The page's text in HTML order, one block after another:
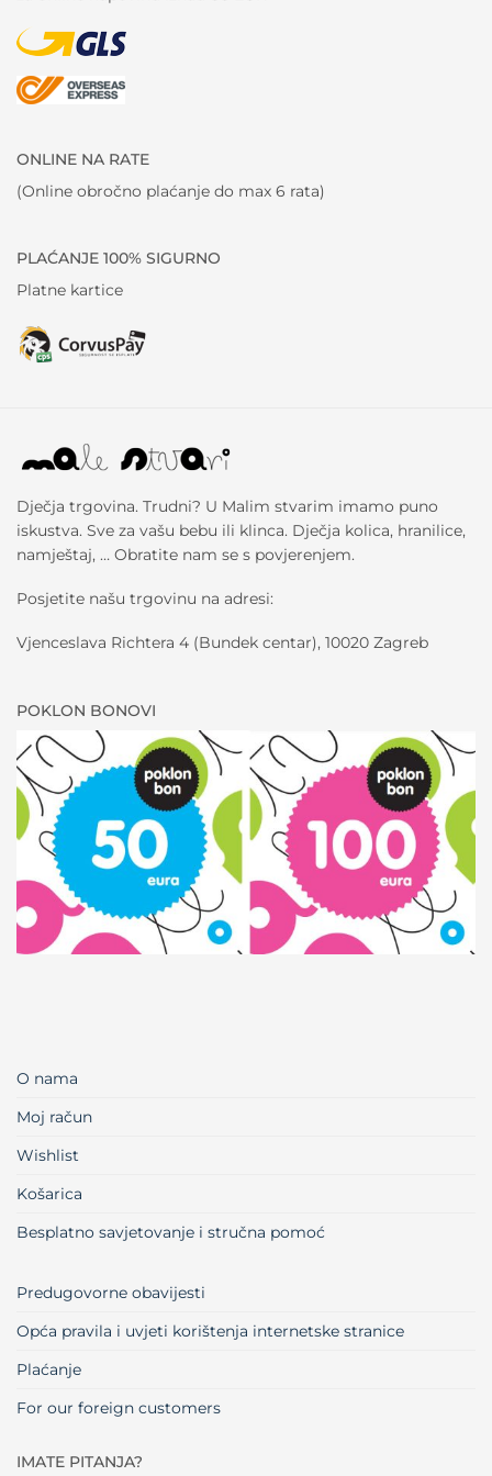
ONLINE NA RATE
(Online obročno plaćanje do max 6 rata)
PLAĆANJE 100% SIGURNO
Platne kartice
Dječja trgovina. Trudni? U Malim stvarim imamo puno
iskustva. Sve za vašu bebu ili klinca. Dječja kolica, hranilice,
namještaj, … Obratite nam se s povjerenjem.
Posjetite našu trgovinu na adresi:
Vjenceslava Richtera 4 (Bundek centar), 10020 Zagreb
POKLON BONOVI
O nama
Moj račun
Wishlist
Košarica
Besplatno savjetovanje i stručna pomoć
Predugovorne obavijesti
Opća pravila i uvjeti korištenja internetske stranice
Plaćanje
For our foreign customers
IMATE PITANJA?